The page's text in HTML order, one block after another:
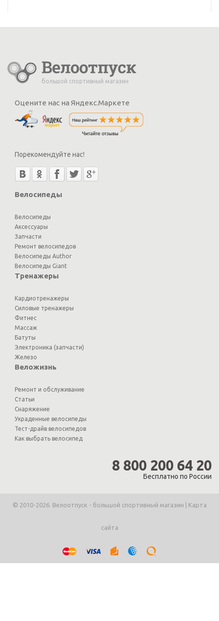
большой спортивный магазин
Оцените нас на Яндекс.Маркете
Порекомендуйте нас!
Велосипеды
Велосипеды
Аксессуары
Запчасти
Ремонт велосипедов
Велосипеды Author
Велосипеды Giant
Тренажеры
Кардиотренажеры
Силовые тренажеры
Фитнес
Массаж
Батуты
Электроника (запчасти)
Железо
Веложизнь
Ремонт и обслуживание
Статьи
Снаряжение
Украденные велосипеды
Тест-драйв велосипедов
Как выбрать велосипед
8 800 200 64 20
Бесплатно по России
© 2010-2026. Велоотпуск - большой спортивный магазин | Карта
сайта